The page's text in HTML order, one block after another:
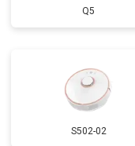
Q5
S502-02